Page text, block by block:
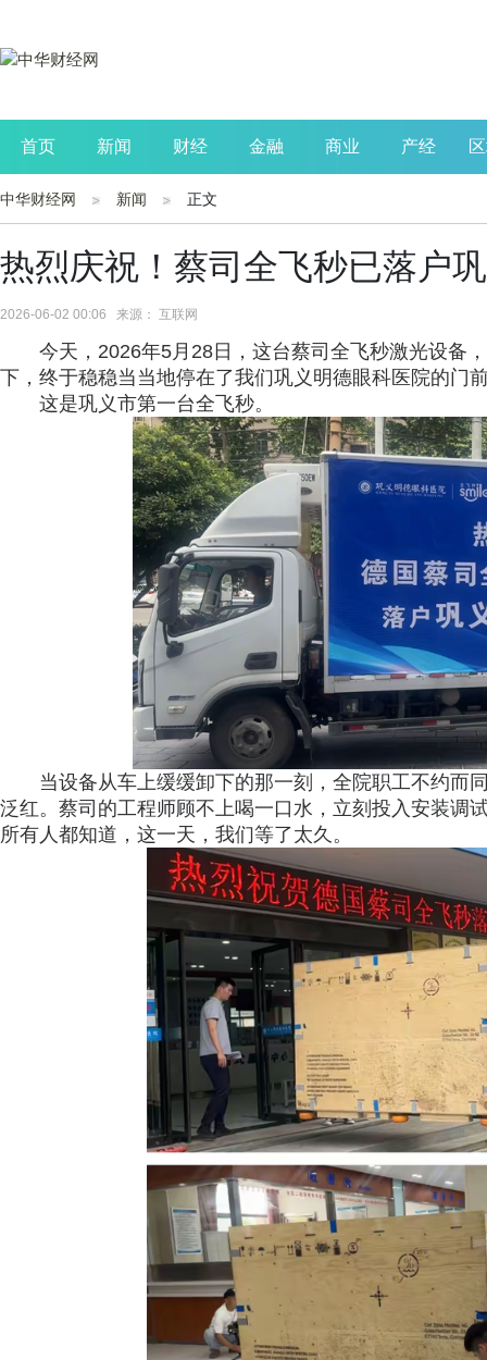
首页 新闻 财经 金融 商业 产经
公司 生活 读书
中华财经网 新闻 正文
热烈庆祝！蔡司全飞秒已落户
2026-06-02 00:06 来源： 互联网
今天，2026年5月28日，这台蔡司全飞秒激光设备
下，终于稳稳当当地停在了我们巩义明德眼科医院的门
这是巩义市第一台全飞秒。
当设备从车上缓缓卸下的那一刻，全院职工不约而
泛红。蔡司的工程师顾不上喝一口水，立刻投入安装调
所有人都知道，这一天，我们等了太久。